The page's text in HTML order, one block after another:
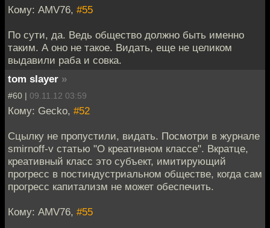
Кому: AMV76, #55
По сути, да. Ведь общество должно быть именно
таким. А оно не такое. Видать, еще не целиком
выдавили раба и совка.
tom slayer »
#60 | 09.11.12 03:59
Кому: Gecko, #52
Сцылку не пропустили, видать. Посмотри в журнале
smirnoff-v статью "О креативном классе". Вкратце,
креативный класс это субъект, имитирующий
прогресс в постиндустриальном обществе, когда сам
прогресс капитализм не может обеспечить.
Кому: AMV76, #55